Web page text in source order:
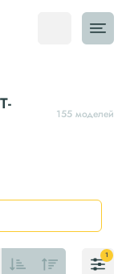
155 моделей
1